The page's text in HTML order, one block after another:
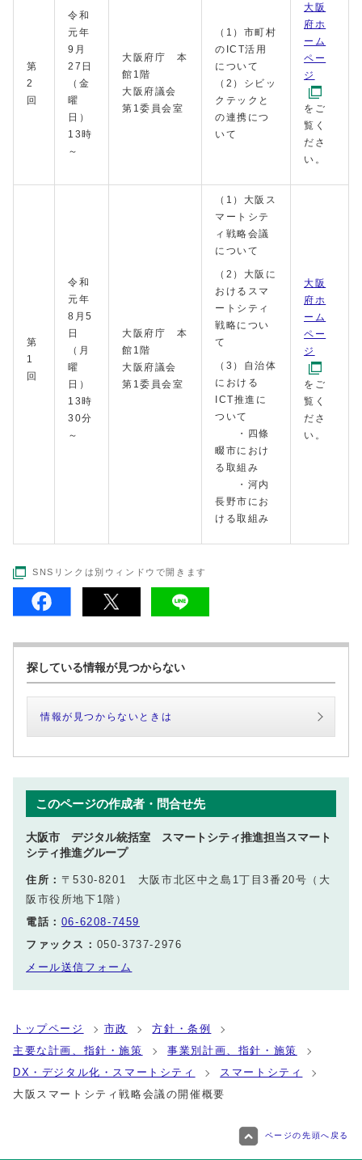
第
2
回
令和
元年
9月
27日
（金
曜
日）
13時
～
大阪府庁 本
館1階
大阪府議会
第1委員会室
（1）市町村
のICT活用
について
（2）シビッ
クテックと
の連携につ
いて
大阪
府ホ
ーム
ペー
ジ
をご
覧く
ださ
い。
第
1
回
令和
元年
8月5
日
（月
曜
日）
13時
30分
～
大阪府庁 本
館1階
大阪府議会
第1委員会室
（1）大阪ス
マートシテ
ィ戦略会議
について
（2）大阪に
おけるスマ
ートシティ
戦略につい
て
（3）自治体
における
ICT推進に
ついて
・四條
畷市におけ
る取組み
・河内
長野市にお
ける取組み
大阪
府ホ
ーム
ペー
ジ
をご
覧く
ださ
い。
SNSリンクは別ウィンドウで開きます
探している情報が見つからない
情報が見つからないときは
このページの作成者・問合せ先
大阪市 デジタル統括室 スマートシティ推進担当スマート
シティ推進グループ
住所： 〒530-8201 大阪市北区中之島1丁目3番20号（大
阪市役所地下1階）
電話： 06-6208-7459
ファックス： 050-3737-2976
メール送信フォーム
トップページ 市政
方針・条例
主要な計画、指針・施策
事業別計画、指針・施策
DX・デジタル化・スマートシティ
スマートシティ
大阪スマートシティ戦略会議の開催概要
ページの先頭へ戻る